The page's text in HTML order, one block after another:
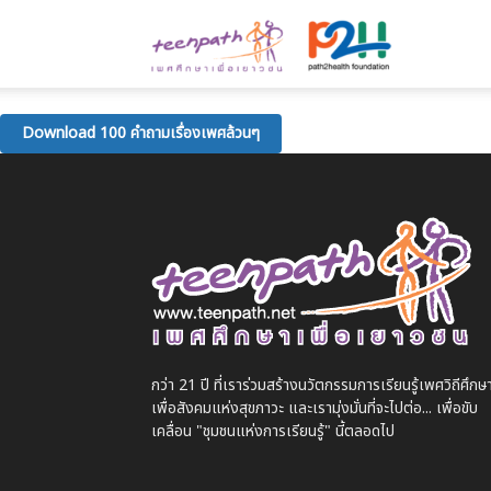
ศึกษา
เพื่อ
เยาวชน
Download 100 คำถามเรื่องเพศล้วนๆ
กว่า 21 ปี ที่เราร่วมสร้างนวัตกรรมการเรียนรู้เพศวิถีศึกษา
เพื่อสังคมแห่งสุขภาวะ และเรามุ่งมั่นที่จะไปต่อ... เพื่อขับ
เคลื่อน "ชุมชนแห่งการเรียนรู้" นี้ตลอดไป